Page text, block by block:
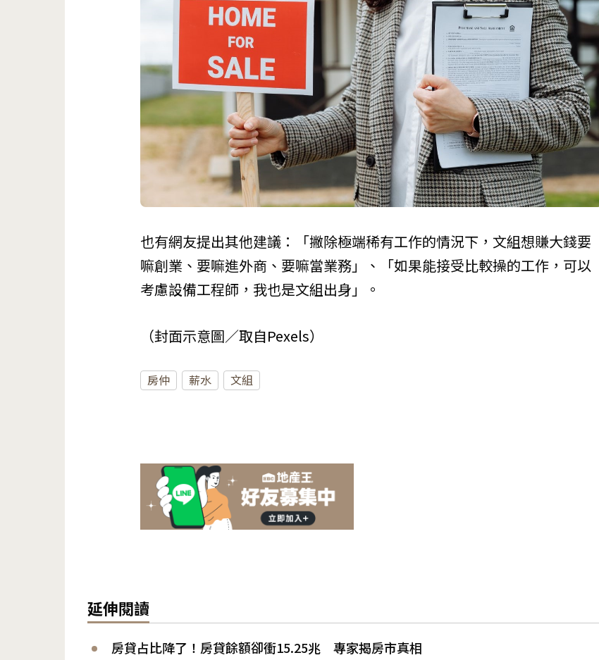
也有網友提出其他建議：「撇除極端稀有工作的情況下，文組想賺大錢要
嘛創業、要嘛進外商、要嘛當業務」、「如果能接受比較操的工作，可以
考慮設備工程師，我也是文組出身」。
（封面示意圖／取自Pexels）
房仲 薪水 文組
延伸閱讀
房貸占比降了！房貸餘額卻衝15.25兆 專家揭房市真相